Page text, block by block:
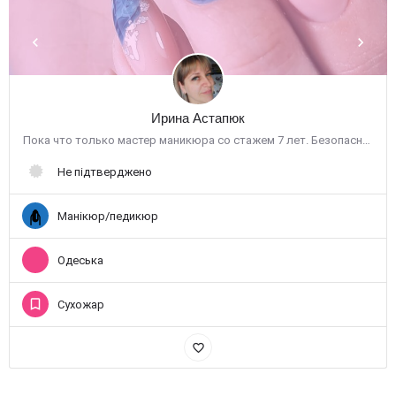
Ирина Астапюк
Пока что только мастер маникюра со стажем 7 лет. Безопасный мастер,который придерживается всех санитарных…
Не підтверджено
Манікюр/педикюр
Одеська
Сухожар
favorite_border